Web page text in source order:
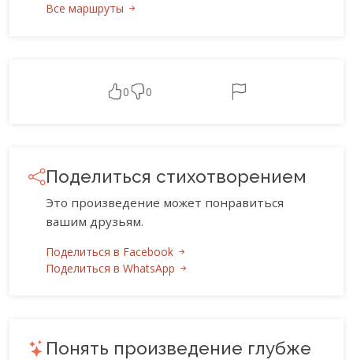
Все маршруты
0 0
Поделиться стихотворением
Это произведение может понравиться
вашим друзьям.
Поделиться в Facebook
Поделиться в WhatsApp
Понять произведение глубже